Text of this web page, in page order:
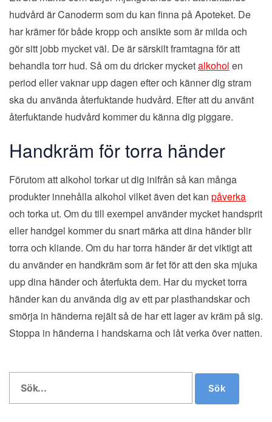
hudvård är Canoderm som du kan finna på Apoteket. De
har krämer för både kropp och ansikte som är milda och
gör sitt jobb mycket väl. De är särskilt framtagna för att
behandla torr hud. Så om du dricker mycketalkohol en
period eller vaknar upp dagen efter och känner dig stram
ska du använda återfuktande hudvård. Efter att du använt
återfuktande hudvård kommer du känna dig piggare.
Handkräm för torra händer
Förutom att alkohol torkar ut dig inifrån så kan många
produkter innehålla alkohol vilket även det kan påverka
och torka ut. Om du till exempel använder mycket handsprit
eller handgel kommer du snart märka att dina händer blir
torra och kliande. Om du har torra händer är det viktigt att
du använder en handkräm som är fet för att den ska mjuka
upp dina händer och återfukta dem. Har du mycket torra
händer kan du använda dig av ett par plasthandskar och
smörja in händerna rejält så de har ett lager av kräm på sig.
Stoppa in händerna i handskarna och låt verka över natten.
Sök